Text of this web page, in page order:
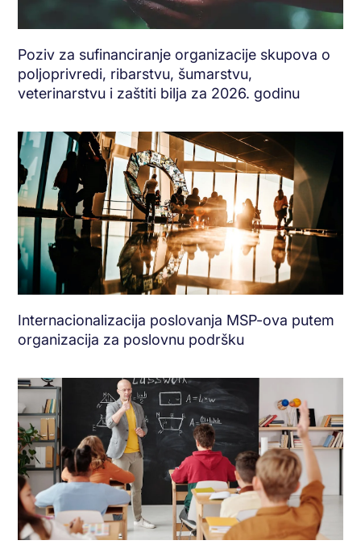
Poziv za sufinanciranje organizacije skupova o
poljoprivredi, ribarstvu, šumarstvu,
veterinarstvu i zaštiti bilja za 2026. godinu
Internacionalizacija poslovanja MSP-ova putem
organizacija za poslovnu podršku